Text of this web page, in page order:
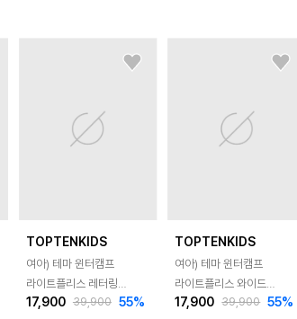
TOPTENKIDS
여아) 테마 윈터캠프
라이트플리스 레터링
스웨트셔츠
17,900 39,900 55%
TOPTENKIDS
여아) 테마 윈터캠프
라이트플리스 와이드
스웨트팬츠
17,900 39,900 55%